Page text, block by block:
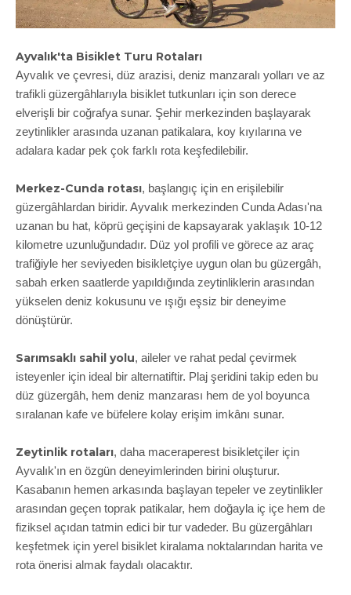
Ayvalık'ta Bisiklet Turu Rotaları
Ayvalık ve çevresi, düz arazisi, deniz manzaralı yolları ve az
trafikli güzergâhlarıyla bisiklet tutkunları için son derece
elverişli bir coğrafya sunar. Şehir merkezinden başlayarak
zeytinlikler arasında uzanan patikalara, koy kıyılarına ve
adalara kadar pek çok farklı rota keşfedilebilir.
Merkez-Cunda rotası, başlangıç için en erişilebilir
güzergâhlardan biridir. Ayvalık merkezinden Cunda Adası'na
uzanan bu hat, köprü geçişini de kapsayarak yaklaşık 10-12
kilometre uzunluğundadır. Düz yol profili ve görece az araç
trafiğiyle her seviyeden bisikletçiye uygun olan bu güzergâh,
sabah erken saatlerde yapıldığında zeytinliklerin arasından
yükselen deniz kokusunu ve ışığı eşsiz bir deneyime
dönüştürür.
Sarımsaklı sahil yolu, aileler ve rahat pedal çevirmek
isteyenler için ideal bir alternatiftir. Plaj şeridini takip eden bu
düz güzergâh, hem deniz manzarası hem de yol boyunca
sıralanan kafe ve büfelere kolay erişim imkânı sunar.
Zeytinlik rotaları, daha maceraperest bisikletçiler için
Ayvalık'ın en özgün deneyimlerinden birini oluşturur.
Kasabanın hemen arkasında başlayan tepeler ve zeytinlikler
arasından geçen toprak patikalar, hem doğayla iç içe hem de
fiziksel açıdan tatmin edici bir tur vadeder. Bu güzergâhları
keşfetmek için yerel bisiklet kiralama noktalarından harita ve
rota önerisi almak faydalı olacaktır.